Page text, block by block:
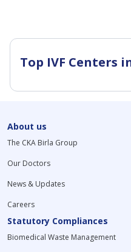
Top IVF Centers
About us
The CKA Birla Group
Our Doctors
News & Updates
Careers
Statutory Compliances
Biomedical Waste Management